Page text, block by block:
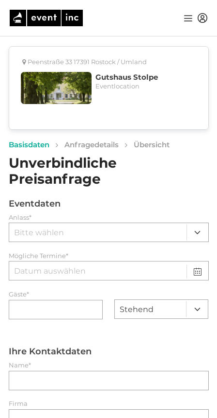
Peenstraße 33 17391 Rostock / Umland
Gutshaus Stolpe
Eventlocation
Basisdaten Anfragedetails Übersicht
Unverbindliche
Preisanfrage
Eventdaten
Anlass*
Mögliche Termine*
Gäste*
Ihre Kontaktdaten
Name*
Firma